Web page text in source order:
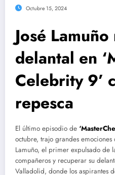
Octubre 15, 2024
José
delantal en
Celebrity 9’
repesca
El último episodio de
octubre, trajo grandes emociones
Lamuño, el primer expulsado de
compañeros y recuperar su
Valladolid, donde los aspirantes